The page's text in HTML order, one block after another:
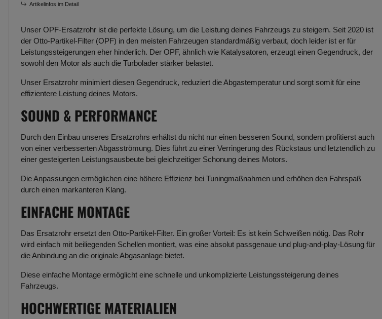
Artikelinfos im Detail
Unser OPF-Ersatzrohr ist die perfekte Lösung, um die Leistung deines Fahrzeugs zu steigern. Seit 2020 ist
der Otto-Partikel-Filter (OPF) in den meisten Fahrzeugen standardmäßig verbaut, doch leider ist er für
Leistungssteigerungen eher hinderlich. Der OPF, ähnlich wie Katalysatoren, erzeugt einen Gegendruck, der
sowohl den Motor als auch die Turbolader stärker belastet.
Unser Ersatzrohr minimiert diesen Gegendruck, reduziert die Abgastemperatur und sorgt somit für eine
effizientere Leistung deines Motors.
SOUND & PERFORMANCE
Durch den Einbau unseres Ersatzrohrs erhältst du nicht nur einen besseren Sound, sondern profitierst auch
von einer verbesserten Abgasströmung. Dies führt zu einer Verringerung des Rückstaus und letztendlich zu
einer gesteigerten Leistungsausbeute bei gleichzeitiger Schonung deines Motors.
Die Anpassungen ermöglichen eine höhere Effizienz bei Tuningmaßnahmen und erhöhen den Fahrspaß
durch einen markanteren Klang.
EINFACHE MONTAGE
Das Ersatzrohr ersetzt den Otto-Partikel-Filter. Ein großer Vorteil: Es ist kein Schweißen nötig. Das Rohr
wird einfach mit beiliegenden Schellen montiert, was eine absolut passgenaue und plug-and-play-Lösung für
die Anbindung an die originale Abgasanlage bietet.
Diese einfache Montage ermöglicht eine schnelle und unkomplizierte Leistungssteigerung deines
Fahrzeugs.
HOCHWERTIGE MATERIALIEN